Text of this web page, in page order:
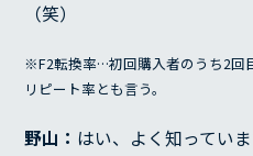
（笑）
※F2転換率…初回購入者のうち2回
リピート率とも言う。
野山： はい、よく知っていま